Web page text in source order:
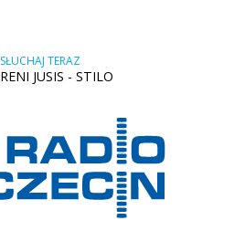
SŁUCHAJ TERAZ
RENI JUSIS - STILO